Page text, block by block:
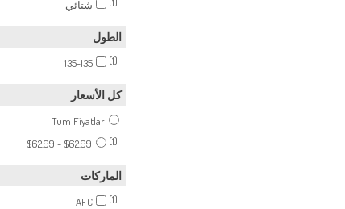
شتائي
الطول
135-135 (1)
كل الأسعار
Tüm Fiyatlar
$62.99 - $62.99
(1)
الماركات
AFC (1)